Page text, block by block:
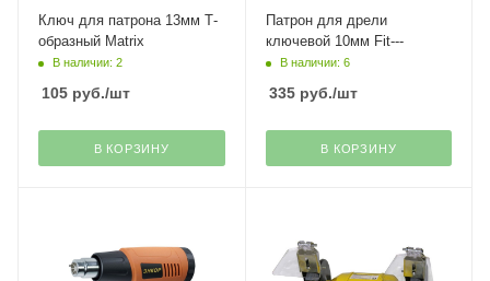
Ключ для патрона 13мм Т-
образный Matrix
В наличии: 2
105 руб./шт
В КОРЗИНУ
Патрон для дрели
ключевой 10мм Fit---
В наличии: 6
335руб./шт
В КОРЗИНУ